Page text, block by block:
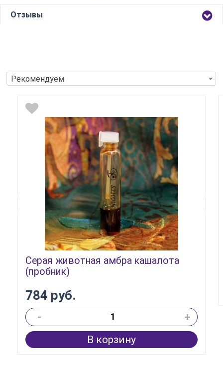
Отзывы
Рекомендуем
Серая животная амбра кашалота
(пробник)
784 руб.
-
+
В корзину